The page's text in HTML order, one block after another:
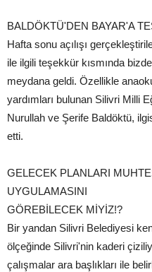
BALDÖKTÜ'DEN BAYAR'A
Hafta sonu açılışı
ile ilgili teşekkür kısmında
meydana geldi. Özellikle
yardımları bulunan Silivri Milli
Nurullah ve Şerife Baldöktü,
etti.
GELECEK PLANLARI
UYGULAMASINI
GÖREBİLECEK MİYİZ!?
Bir yandan Silivri Belediyesi
ölçeğinde Silivri'nin kaderi
çalışmalar ara başlıkları ile